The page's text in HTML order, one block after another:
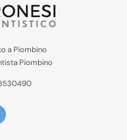
a Piombino
Piombino